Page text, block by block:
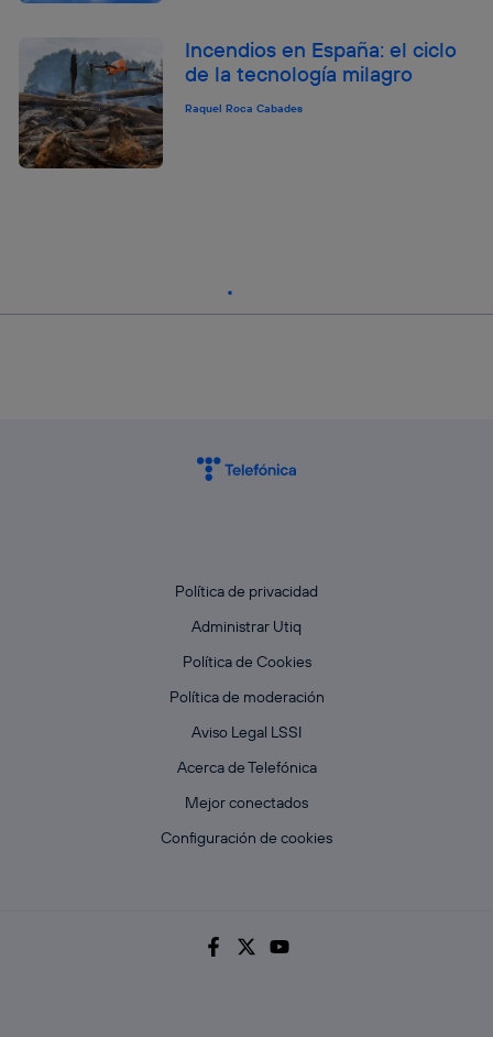
Incendios en España: el ciclo
de la tecnología milagro
Raquel Roca Cabades
Política de privacidad
Administrar Utiq
Política de Cookies
Política de moderación
Aviso Legal LSSI
Acerca de Telefónica
Mejor conectados
Configuración de cookies